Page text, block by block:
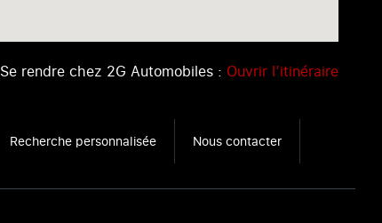
Se rendre chez 2G Automobiles : Ouvrir l’itinéraire
Recherche personnalisée Nous contacter